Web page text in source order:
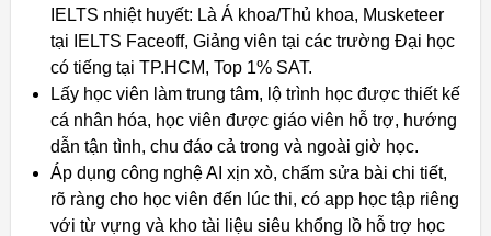
IELTS nhiệt huyết: Là Á khoa/Thủ khoa, Musketeer
tại IELTS Faceoff, Giảng viên tại các trường Đại học
có tiếng tại TP.HCM, Top 1% SAT.
Lấy học viên làm trung tâm, lộ trình học được thiết kế
cá nhân hóa, học viên được giáo viên hỗ trợ, hướng
dẫn tận tình, chu đáo cả trong và ngoài giờ học.
Áp dụng công nghệ AI xịn xò, chấm sửa bài chi tiết,
rõ ràng cho học viên đến lúc thi, có app học tập riêng
với từ vựng và kho tài liệu siêu khổng lồ hỗ trợ học